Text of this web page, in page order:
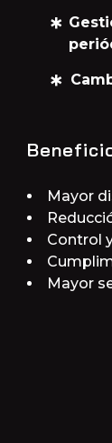
Mayor
Control
Mayor